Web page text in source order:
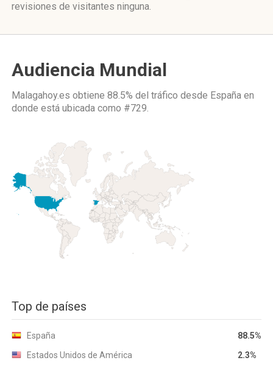
revisiones de visitantes ninguna.
Audiencia Mundial
Malagahoy.es obtiene 88.5% del tráfico desde España en
donde está ubicada como #729.
Top de países
España
88.5%
Estados Unidos de América
2.3%